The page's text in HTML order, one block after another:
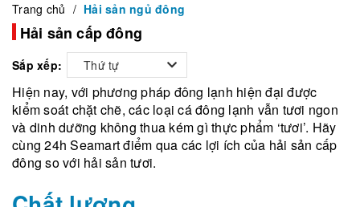
Trang chủ / Hải sản ngủ đông
Hải sản cấp đông
Hiện nay, với phương pháp đông lạnh hiện đại được
kiểm soát chặt chẽ, các loại cá đông lạnh vẫn tươi ngon
và dinh dưỡng không thua kém gì thực phẩm ‘tươi’. Hãy
cùng 24h Seamart điểm qua các lợi ích của hải sản cấp
đông so với hải sản tươi.
Sắp xếp: Thứ tự